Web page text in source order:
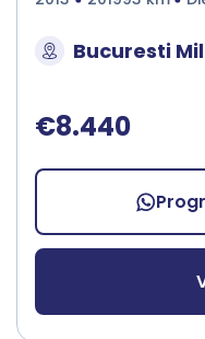
Bucuresti
€8.440